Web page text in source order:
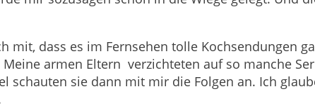
mit, dass es im Fernsehen tolle Kochsendungen
armen Eltern verzichteten auf so manche
schauten sie dann mit mir die Folgen an. Ich